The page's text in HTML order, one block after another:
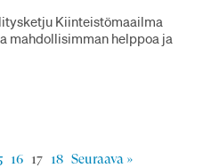
Kiinteistömaailma
mahdollisimman helppoa ja
16 17 18 Seuraava »